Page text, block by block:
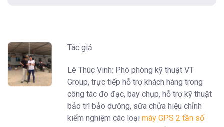
Tác giả
Lê Thúc Vinh: Phó phòng kỹ thuật VT
Group, trực tiếp hỗ trợ khách hàng trong
công tác đo đạc, bay chụp, hỗ trợ kỹ thuật
bảo trì bảo dưỡng, sữa chửa hiệu chỉnh
kiểm nghiệm các loại máy GPS 2 tần số